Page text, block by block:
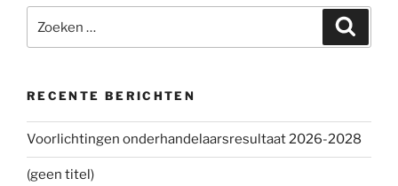
naar:
RECENTE BERICHTEN
Voorlichtingen onderhandelaarsresultaat 2026-2028
(geen titel)